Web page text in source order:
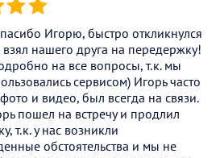
(*) (*)
Игорю, быстро откликнулся
взял нашего друга на передержку!
на все вопросы, т.к. мы
сервисом) Игорь часто
и видео, был всегда на связи.
пошел на встречу и продлил
т.к. у нас возникли
обстоятельства и мы не